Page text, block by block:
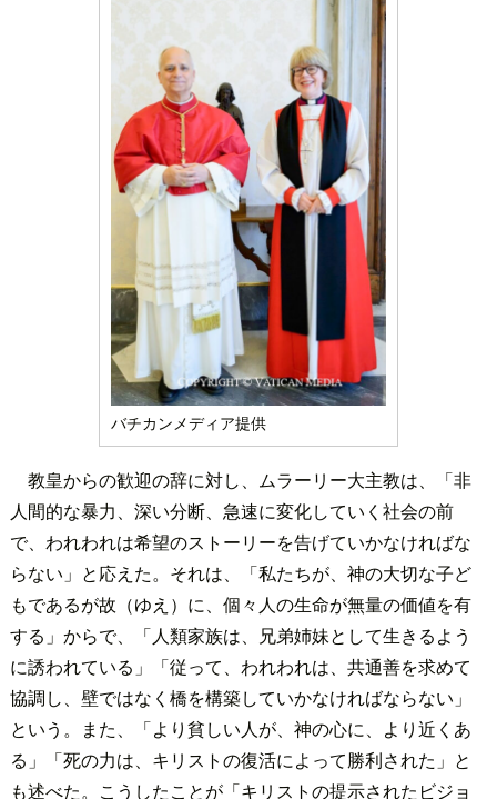
バチカンメディア提供
教皇からの歓迎の辞に対し、ムラーリー大主教は、「非
人間的な暴力、深い分断、急速に変化していく社会の前
で、われわれは希望のストーリーを告げていかなければな
らない」と応えた。それは、「私たちが、神の大切な子ど
もであるが故（ゆえ）に、個々人の生命が無量の価値を有
する」からで、「人類家族は、兄弟姉妹として生きるよう
に誘われている」「従って、われわれは、共通善を求めて
協調し、壁ではなく橋を構築していかなければならない」
という。また、「より貧しい人が、神の心に、より近くあ
る」「死の力は、キリストの復活によって勝利された」と
も述べた。こうしたことが「キリストの提示されたビジョ